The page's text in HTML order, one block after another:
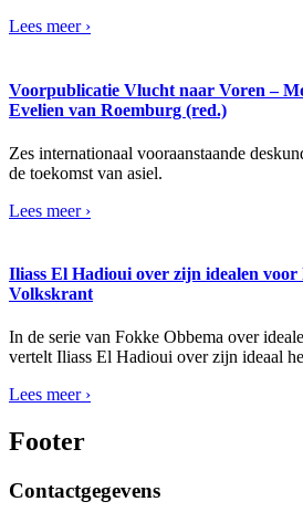
Lees meer ›
Voorpublicatie Vlucht naar Voren –
Evelien van Roemburg (red.)
Zes internationaal vooraanstaande
de toekomst van asiel.
Lees meer ›
Iliass El Hadioui over zijn idealen
Volkskrant
In de serie van Fokke Obbema over
vertelt Iliass El Hadioui over zijn ideaal
Lees meer ›
Footer
Contactgegevens